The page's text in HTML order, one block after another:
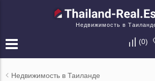
Недвижимость в
(0)
Недвижимость в Таиланде